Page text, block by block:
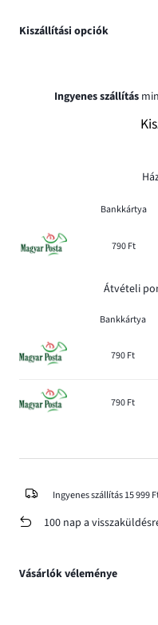
Kiszállítási opciók
Ingyenes szállítás
Bankkártya
790 Ft
Átvételi
Bankkártya
790 Ft
790 Ft
Ingyenes szállítás 15 999
100 nap a
Vásárlók véleménye